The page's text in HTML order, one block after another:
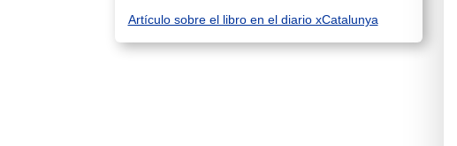
Artículo sobre el libro en el diario xCatalunya